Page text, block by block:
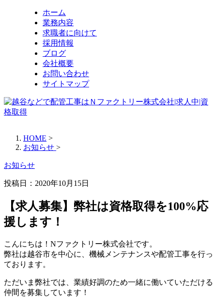
ホーム
業務内容
求職者に向けて
採用情報
ブログ
会社概要
お問い合わせ
サイトマップ
HOME >
お知らせ >
お知らせ
投稿日： 2020年10月15日
【求人募集】弊社は資格取得を100%応
援します！
こんにちは！Nファクトリー株式会社です。
弊社は越谷市を中心に、機械メンテナンスや配管工事を行っ
ております。
ただいま弊社では、業績好調のため一緒に働いていただける
仲間を募集しています！